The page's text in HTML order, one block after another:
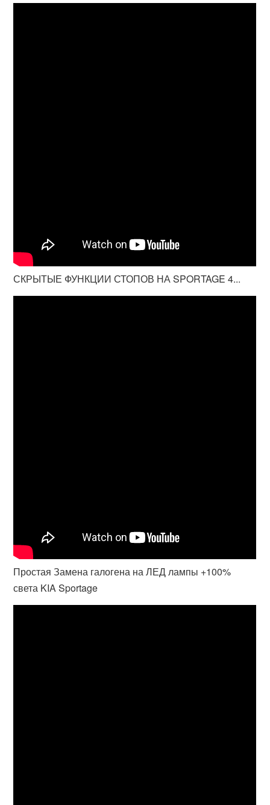
СКРЫТЫЕ ФУНКЦИИ СТОПОВ НА SPORTAGE 4...
Простая Замена галогена на ЛЕД лампы +100%
света KIA Sportage